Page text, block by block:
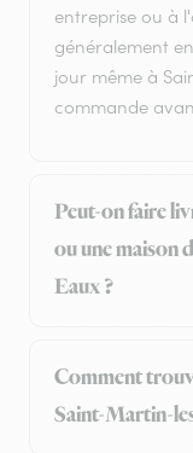
entreprise ou à
généralement
jour même à
commande
Peut-on faire
ou une maison
Eaux ?
Comment
Saint-Martin-